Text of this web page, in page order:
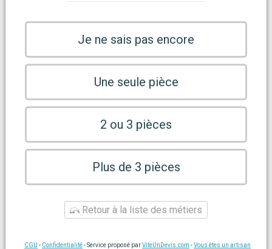
Je ne sais pas encore
Une seule pièce
2 ou 3 pièces
Plus de 3 pièces
Retour à la liste des métiers
CGU - Confidentialité- Service proposé parViteUnDevis.com -Vous êtes un artisan